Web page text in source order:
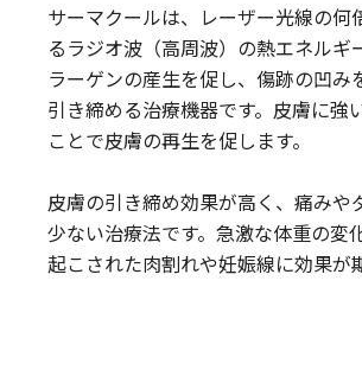
サーマクールは、レーザー光線の何
るラジオ波（高周波）の熱エネルギ
ラーゲンの産生を促し、傷跡の凹み
引き締める治療機器です。皮膚に強
ことで皮膚の再生を促します。
皮膚の引き締め効果が高く、痛みや
少ない治療法です。急激な体重の変
起こされた肉割れや妊娠線に効果が